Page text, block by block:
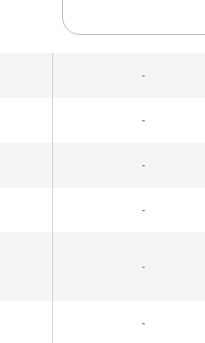
-
-
-
-
-
-